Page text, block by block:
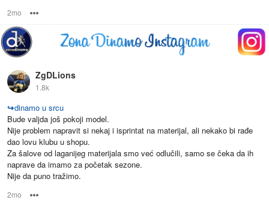
2mo
ZgDLions
1.8k
↪dinamo u srcu
Bude valjda još pokoji model.
Nije problem napravit si nekaj i isprintat na materijal, ali nekako bi rađe
dao lovu klubu u shopu.
Za šalove od laganijeg materijala smo već odlučili, samo se čeka da ih
naprave da imamo za početak sezone.
Nije da puno tražimo.
2mo